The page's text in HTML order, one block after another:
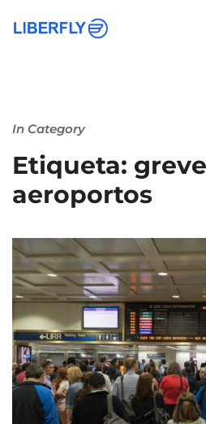
In Category
Etiqueta:
aeroportos